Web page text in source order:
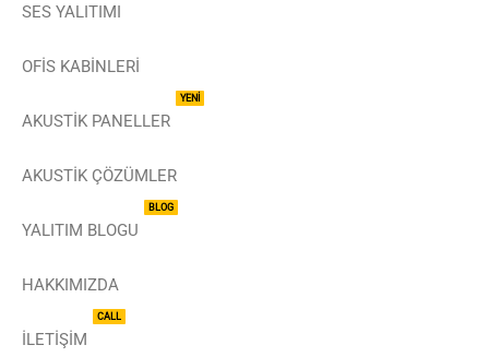
SES YALITIMI
OFİS KABİNLERİ
AKUSTİK PANELLER
YENİ
AKUSTIK ÇÖZÜMLER
YALITIM BLOGU
BLOG
HAKKIMIZDA
İLETIŞIM
CALL